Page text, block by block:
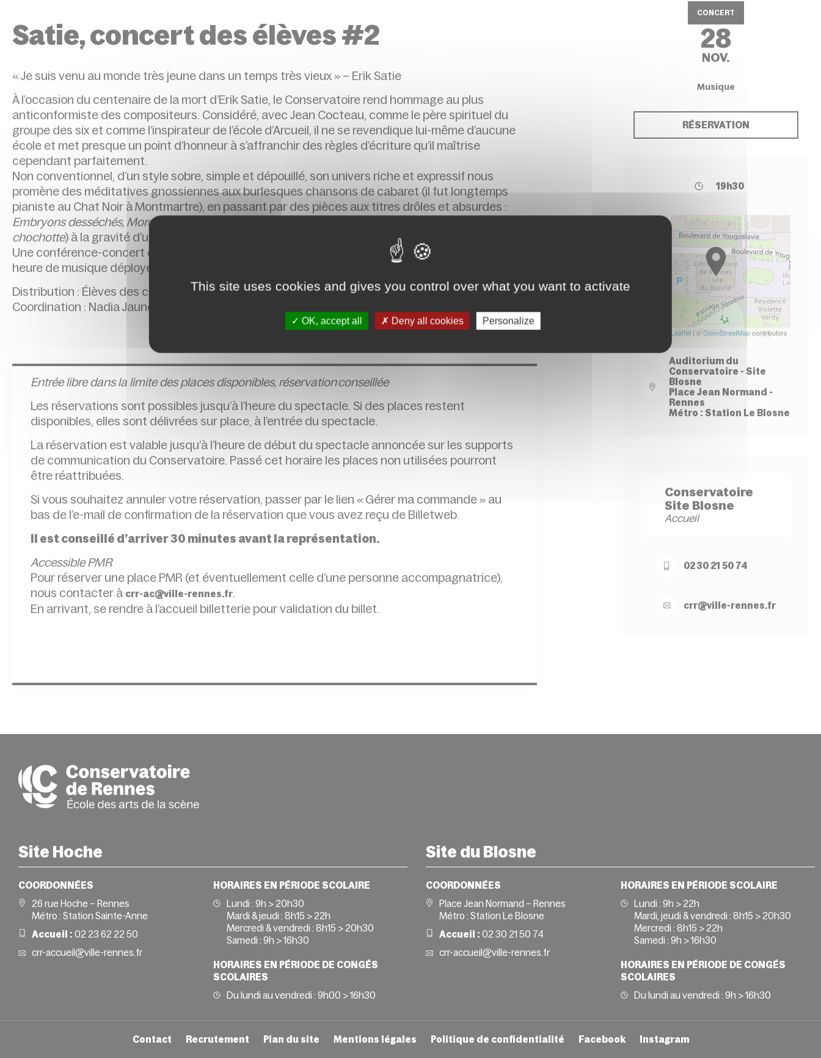
Satie, concert des élèves #2
« Je suis venu au monde très jeune dans un temps très vieux » – Erik Satie
À l’occasion du centenaire de la mort d’Erik Satie, le Conservatoire rend hommage au plus
anticonformiste des compositeurs. Considéré, avec Jean Cocteau, comme le père spirituel du
groupe des six et comme l’inspirateur de l’école d’Arcueil, il ne se revendique lui-même d’aucune
école et met presque un point d’honneur à s’affranchir des règles d’écriture qu’il maîtrise
cependant parfaitement.
Non conventionnel, d’un style sobre, simple et dépouillé, son univers riche et expressif nous
promène des méditatives gnossiennes aux burlesques chansons de cabaret (il fut longtemps
pianiste au Chat Noir à Montmartre), en passant par des pièces aux titres drôles et absurdes :
Embryons desséchés, Morceaux en forme de poire
chochotte) à la gravité d’un
Une conférence-concert et deux concerts d’élèves consacrés à Satie offrent à chaque fois une
heure de musique déployée dans toute sa singularité.
Distribution : Élèves des classes de Chant lyrique et d’Accompagnement, de Piano et de Théâtre
Coordination : Nadia Jauneau-Cury
Entrée libre dans la limite des places disponibles, réservation conseillée
Les réservations sont possibles jusqu’à l’heure du spectacle. Si des places restent
disponibles, elles sont délivrées sur place, à l’entrée du spectacle.
La réservation est valable jusqu’à l’heure de début du spectacle annoncée sur les supports
de communication du Conservatoire. Passé cet horaire les places non utilisées pourront
être réattribuées.
Si vous souhaitez annuler votre réservation, passer par le lien « Gérer ma commande » au
bas de l’e-mail de confirmation de la réservation que vous avez reçu de Billetweb.
Il est conseillé d’arriver 30 minutes avant la représentation.
Accessible PMR
Pour réserver une place PMR (et éventuellement celle d’une personne accompagnatrice),
nous contacter à crr-ac@ville-rennes.fr.
En arrivant, se rendre à l’accueil billetterie pour validation du billet.
CONCERT
28
NOV.
Musique
RÉSERVATION
19h30
Leaflet| ©OpenStreetMapcontributors
Auditorium du
Conservatoire - Site
Blosne
Place Jean Normand -
Rennes
Métro : Station Le Blosne
Conservatoire
Site Blosne
Accueil
02 30 21 50 74
crr@ville-rennes.fr
Site Hoche
COORDONNÉES
26 rue Hoche – Rennes
Métro : Station Sainte-Anne
Accueil : 02 23 62 22 50
crr-accueil@ville-rennes.fr
HORAIRES EN PÉRIODE SCOLAIRE
Lundi : 9h > 20h30
Mardi & jeudi : 8h15 > 22h
Mercredi & vendredi : 8h15 > 20h30
Samedi : 9h > 16h30
HORAIRES EN PÉRIODE DE CONGÉS
SCOLAIRES
Du lundi au vendredi : 9h00 > 16h30
Site du Blosne
COORDONNÉES
Place Jean Normand – Rennes
Métro : Station Le Blosne
Accueil : 02 30 21 50 74
crr-accueil@ville-rennes.fr
HORAIRES EN PÉRIODE SCOLAIRE
Lundi : 9h > 22h
Mardi, jeudi & vendredi : 8h15 > 20h30
Mercredi : 8h15 > 22h
Samedi : 9h > 16h30
HORAIRES EN PÉRIODE DE CONGÉS
SCOLAIRES
Du lundi au vendredi : 9h > 16h30
Contact Recrutement Plan du site Mentions légales Politique de confidentialité Facebook Instagram
This site uses cookies and gives you control over what you want to activate
OK, accept all Deny all cookies Personalize